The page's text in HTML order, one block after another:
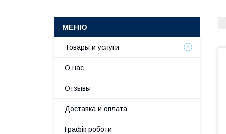
Товары и услуги
О нас
Отзывы
Доставка и оплата
Графік роботи